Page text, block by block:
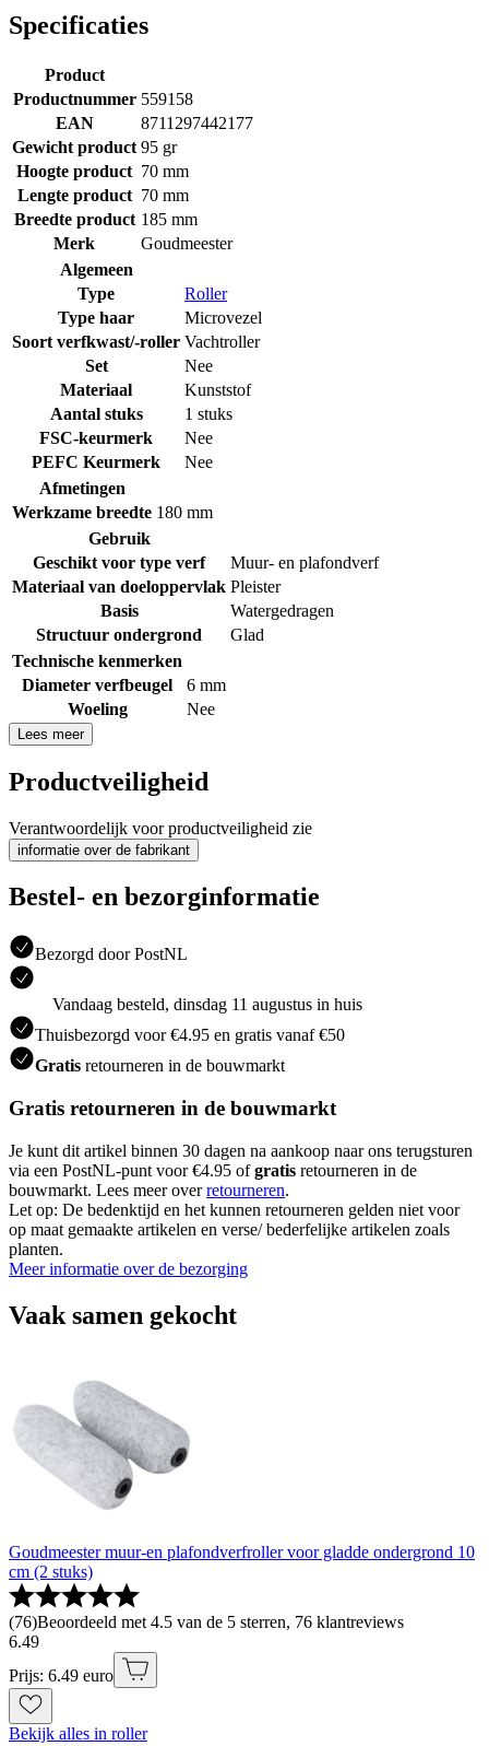
Specificaties
Product
Productnummer 559158
EAN
8711297442177
Gewicht product 95 gr
Hoogte product 70 mm
Lengte product 70 mm
Breedte product 185 mm
Merk
Goudmeester
Algemeen
Type
Roller
Type haar
Microvezel
Soort verfkwast/-roller Vachtroller
Set
Nee
Materiaal
Kunststof
Aantal stuks
1 stuks
FSC-keurmerk
Nee
PEFC Keurmerk
Nee
Afmetingen
Werkzame breedte 180 mm
Gebruik
Geschikt voor type verf
Muur- en plafondverf
Materiaal van doeloppervlak Pleister
Basis
Watergedragen
Structuur ondergrond
Glad
Technische kenmerken
Diameter verfbeugel
6 mm
Woeling
Nee
Lees meer
Productveiligheid
Verantwoordelijk voor productveiligheid zie
informatie over de fabrikant
Bestel- en bezorginformatie
Bezorgd door PostNL
Vandaag besteld, dinsdag 11 augustus in huis
Thuisbezorgd voor €4.95 en gratis vanaf €50
Gratis retourneren in de bouwmarkt
Gratis retourneren in de bouwmarkt
Je kunt dit artikel binnen 30 dagen na aankoop naar ons terugsturen
via een PostNL-punt voor €4.95 ofgratis retourneren in de
bouwmarkt. Lees meer overretourneren.
Let op: De bedenktijd en het kunnen retourneren gelden niet voor
op maat gemaakte artikelen en verse/ bederfelijke artikelen zoals
planten.
Meer informatie over de bezorging
Vaak samen gekocht
Goudmeester muur-en plafondverfroller voor gladde ondergrond 10
cm (2 stuks)
(76)Beoordeeld met 4.5 van de 5 sterren, 76 klantreviews
6.49
Prijs: 6.49 euro
Bekijk alles in roller